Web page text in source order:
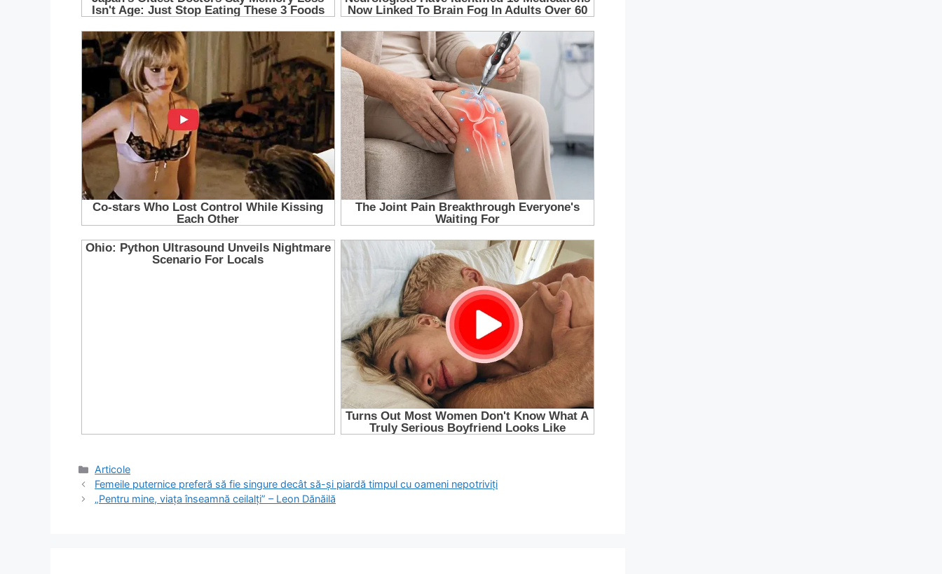
Categorii
Articole
Femeile puternice preferă să fie singure decât să-și piardă timpul cu oameni nepotriviți
„Pentru mine, viața înseamnă ceilalți” – Leon Dănăilă